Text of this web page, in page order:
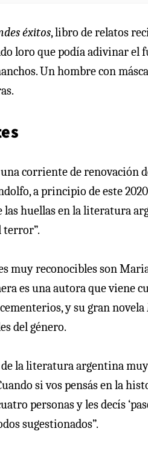
éxitos, libro de relatos
loro que podía adivinar
Un hombre con
corriente de renovación
a principio de este
huellas en la literatura
terror”.
muy reconocibles son
es una autora que viene
y su gran novela
del género.
de la literatura argentina
si vos pensás en la
personas y les decís
sugestionados”.